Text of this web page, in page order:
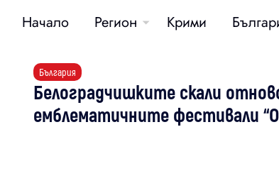
Начало Регион Крими
България
Белоградчишките скали
емблематичните фестивали